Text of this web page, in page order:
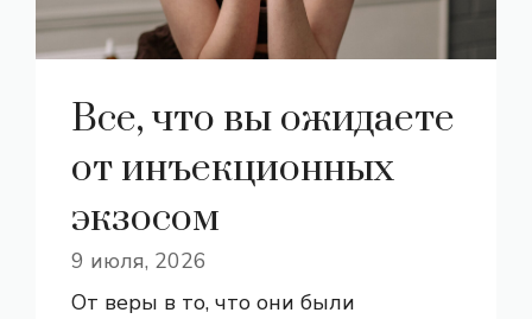
Все, что вы ожидаете
от инъекционных
экзосом
9 июля, 2026
От веры в то, что они были